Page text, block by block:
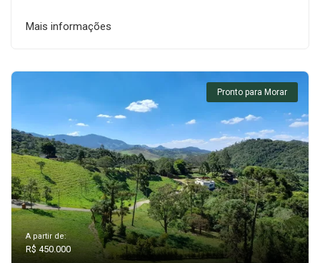
Mais informações
Pronto para Morar
A partir de:
R$ 450.000